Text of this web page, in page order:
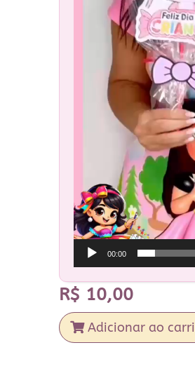
00:00
R$ 10,00
Adicionar ao